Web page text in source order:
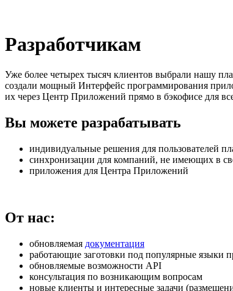
Разработчикам
Уже более четырех тысяч клиентов выбрали нашу
создали мощный Интерфейс программирования
их через Центр Приложений прямо в бэкофисе для
Вы можете разрабатывать
индивидуальные решения для пользователей
синхронизации для компаний, не имеющих в
приложения для Центра Приложений
От нас:
обновляемая документация
работающие заготовки под популярные языки
обновляемые возможности API
консультация по возникающим вопросам
новые клиенты и интересные задачи